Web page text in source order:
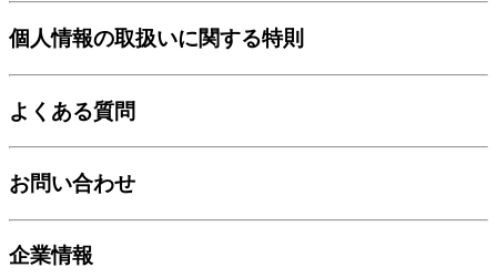
個人情報の取扱いに関する特則
よくある質問
お問い合わせ
企業情報